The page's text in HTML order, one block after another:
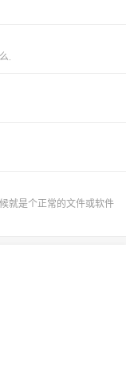
.
就是个正常的文件或软件